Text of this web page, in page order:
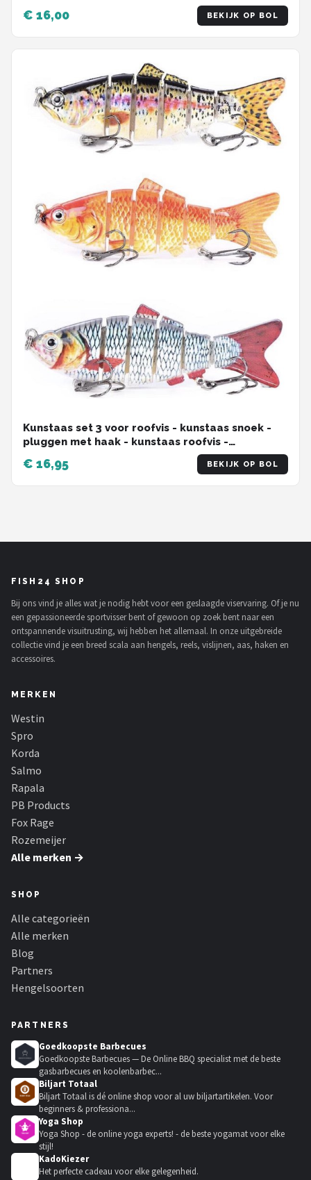
€ 16,00 BEKIJK OP BOL
Kunstaas set 3 voor roofvis - kunstaas snoek -
pluggen met haak - kunstaas roofvis -
€ 16,95 BEKIJK OP BOL
FISH24 SHOP
Bij ons vind je alles wat je nodig hebt voor een geslaagde viservaring. Of je nu
een gepassioneerde sportvisser bent of gewoon op zoek bent naar een
ontspannende visuitrusting, wij hebben het allemaal. In onze uitgebreide
collectie vind je een breed scala aan hengels, reels, vislijnen, aas, haken en
accessoires.
MERKEN
Westin
Spro
Korda
Salmo
Rapala
PB Products
Fox Rage
Rozemeijer
Alle merken →
SHOP
Alle categorieën
Alle merken
Blog
Partners
Hengelsoorten
PARTNERS
Goedkoopste Barbecues
Goedkoopste Barbecues — De Online BBQ specialist met de beste
gasbarbecues en koolenbarbec...
Biljart Totaal
Biljart Totaal is dé online shop voor al uw biljartartikelen. Voor
beginners & professiona...
Yoga Shop
Yoga Shop - de online yoga experts! - de beste yogamat voor elke
stijl!
KadoKiezer
Het perfecte cadeau voor elke gelegenheid.